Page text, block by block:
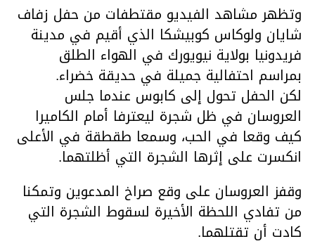
وتظهر مشاهد الفيديو مقتطفات من حفل زفاف
شايان ولوكاس كوبيشكا الذي أقيم في مدينة
فريدونيا بولاية نيويورك في الهواء الطلق
بمراسم احتفالية جميلة في حديقة خضراء.
لكن الحفل تحول إلى كابوس عندما جلس
العروسان في ظل شجرة ليعترفا أمام الكاميرا
كيف وقعا في الحب، وسمعا طقطقة في الأعلى
انكسرت على إثرها الشجرة التي أظلتهما.
وقفز العروسان على وقع صراخ المدعوين وتمكنا
من تفادي اللحظة الأخيرة لسقوط الشجرة التي
كادت أن تقتلهما.